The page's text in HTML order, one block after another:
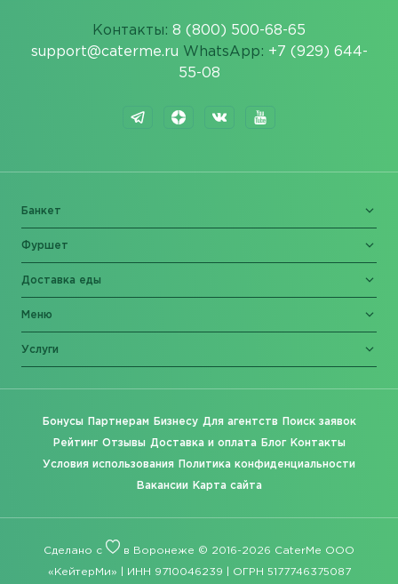
Контакты: 8 (800) 500-68-65
support@caterme.ru WhatsApp: +7 (929) 644-
55-08
Банкет
Фуршет
Доставка еды
Меню
Услуги
Бонусы Партнерам Бизнесу Для агентств Поиск заявок
Рейтинг Отзывы Доставка и оплата Блог Контакты
Условия использования Политика конфиденциальности
Вакансии Карта сайта
Сделано с в Воронеже © 2016-2026 CaterMe ООО
«КейтерМи» | ИНН 9710046239 | ОГРН 5177746375087